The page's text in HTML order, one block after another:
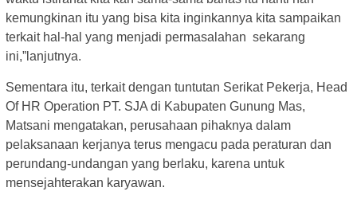
kemungkinan itu yang bisa kita inginkannya kita sampaikan
terkait hal-hal yang menjadi permasalahan sekarang
ini,”lanjutnya.
Sementara itu, terkait dengan tuntutan Serikat Pekerja, Head
Of HR Operation PT. SJA di Kabupaten Gunung Mas,
Matsani mengatakan, perusahaan pihaknya dalam
pelaksanaan kerjanya terus mengacu pada peraturan dan
perundang-undangan yang berlaku, karena untuk
mensejahterakan karyawan.